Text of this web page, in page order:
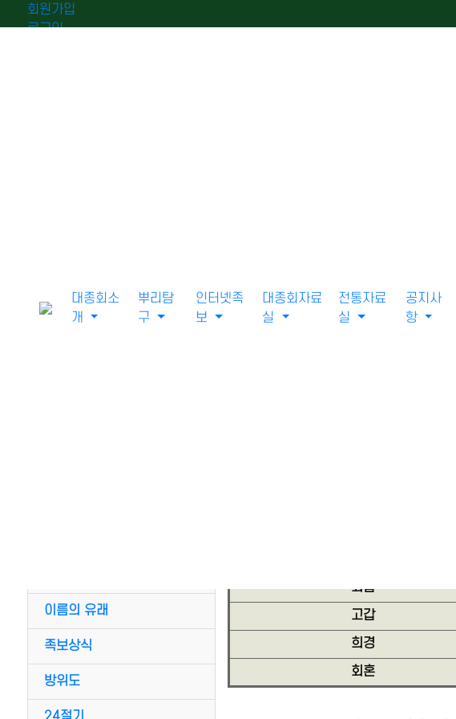
회원가입
로그인
대종회소
개
뿌리탐
구
인터넷족
보
대종회자료
실
전통자료
실
공지사
항
이름의 유래
족보상식
방위도
회갑
고갑
희경
회혼